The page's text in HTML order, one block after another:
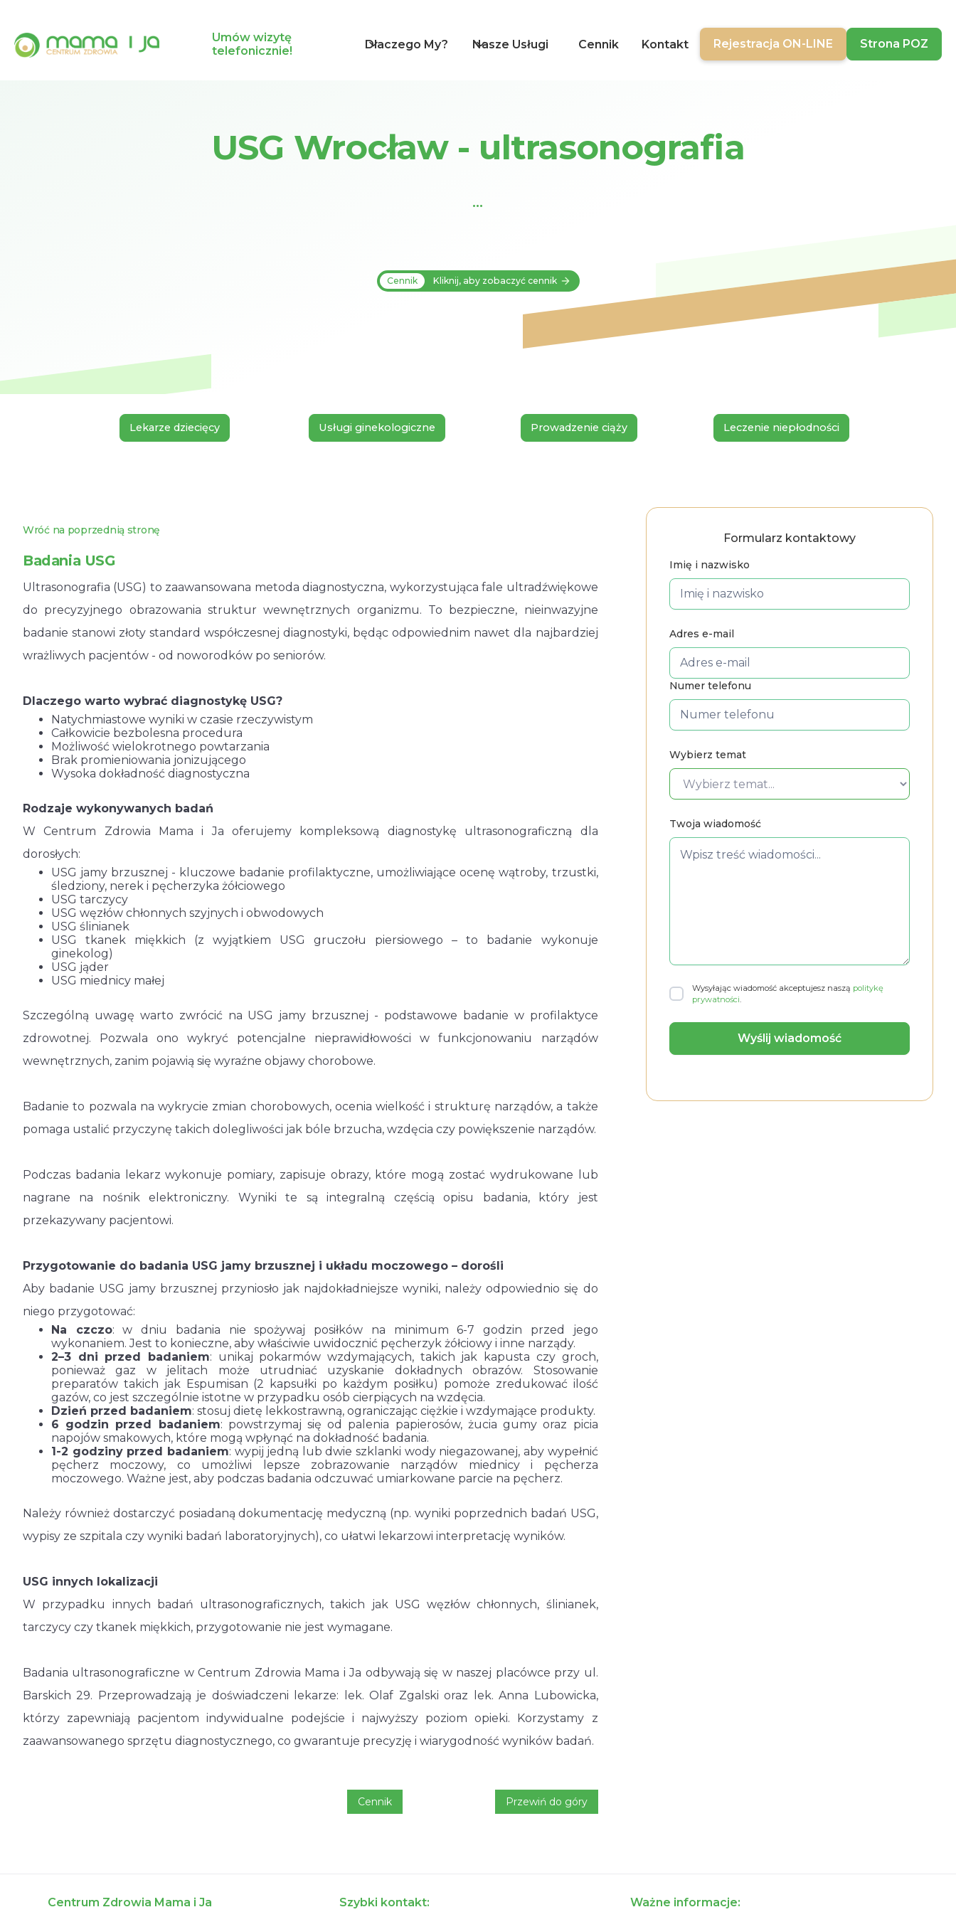
Umów wizytę
telefonicznie!
Dlaczego My? Nasze Usługi Cennik Kontakt Rejestracja ON-LINE Strona POZ
USG Wrocław - ultrasonografia
...
Cennik Kliknij, aby zobaczyć cennik
Lekarze dziecięcy Usługi ginekologiczne Prowadzenie ciąży Leczenie niepłodności
Wróć na poprzednią stronę
Badania USG
Ultrasonografia (USG) to zaawansowana metoda diagnostyczna, wykorzystująca fale ultradźwiękowe
do precyzyjnego obrazowania struktur wewnętrznych organizmu. To bezpieczne, nieinwazyjne
badanie stanowi złoty standard współczesnej diagnostyki, będąc odpowiednim nawet dla najbardziej
wrażliwych pacjentów - od noworodków po seniorów.
Dlaczego warto wybrać diagnostykę USG?
Natychmiastowe wyniki w czasie rzeczywistym
Całkowicie bezbolesna procedura
Możliwość wielokrotnego powtarzania
Brak promieniowania jonizującego
Wysoka dokładność diagnostyczna
Rodzaje wykonywanych badań
W Centrum Zdrowia Mama i Ja oferujemy kompleksową diagnostykę ultrasonograficzną dla
dorosłych:
USG jamy brzusznej - kluczowe badanie profilaktyczne, umożliwiające ocenę wątroby, trzustki,
śledziony, nerek i pęcherzyka żółciowego
USG tarczycy
USG węzłów chłonnych szyjnych i obwodowych
USG ślinianek
USG tkanek miękkich (z wyjątkiem USG gruczołu piersiowego – to badanie wykonuje
ginekolog)
USG jąder
USG miednicy małej
Szczególną uwagę warto zwrócić na USG jamy brzusznej - podstawowe badanie w profilaktyce
zdrowotnej. Pozwala ono wykryć potencjalne nieprawidłowości w funkcjonowaniu narządów
wewnętrznych, zanim pojawią się wyraźne objawy chorobowe.
Badanie to pozwala na wykrycie zmian chorobowych, ocenia wielkość i strukturę narządów, a także
pomaga ustalić przyczynę takich dolegliwości jak bóle brzucha, wzdęcia czy powiększenie narządów.
Podczas badania lekarz wykonuje pomiary, zapisuje obrazy, które mogą zostać wydrukowane lub
nagrane na nośnik elektroniczny. Wyniki te są integralną częścią opisu badania, który jest
przekazywany pacjentowi.
Przygotowanie do badania USG jamy brzusznej i układu moczowego – dorośli
Aby badanie USG jamy brzusznej przyniosło jak najdokładniejsze wyniki, należy odpowiednio się do
niego przygotować:
Na czczo: w dniu badania nie spożywaj posiłków na minimum 6-7 godzin przed jego
wykonaniem. Jest to konieczne, aby właściwie uwidocznić pęcherzyk żółciowy i inne narządy.
2–3 dni przed badaniem: unikaj pokarmów wzdymających, takich jak kapusta czy groch,
ponieważ gaz w jelitach może utrudniać uzyskanie dokładnych obrazów. Stosowanie
preparatów takich jak Espumisan (2 kapsułki po każdym posiłku) pomoże zredukować ilość
gazów, co jest szczególnie istotne w przypadku osób cierpiących na wzdęcia.
Dzień przed badaniem: stosuj dietę lekkostrawną, ograniczając ciężkie i wzdymające produkty.
6 godzin przed badaniem: powstrzymaj się od palenia papierosów, żucia gumy oraz picia
napojów smakowych, które mogą wpłynąć na dokładność badania.
1-2 godziny przed badaniem: wypij jedną lub dwie szklanki wody niegazowanej, aby wypełnić
pęcherz moczowy, co umożliwi lepsze zobrazowanie narządów miednicy i pęcherza
moczowego. Ważne jest, aby podczas badania odczuwać umiarkowane parcie na pęcherz.
Należy również dostarczyć posiadaną dokumentację medyczną (np. wyniki poprzednich badań USG,
wypisy ze szpitala czy wyniki badań laboratoryjnych), co ułatwi lekarzowi interpretację wyników.
USG innych lokalizacji
W przypadku innych badań ultrasonograficznych, takich jak USG węzłów chłonnych, ślinianek,
tarczycy czy tkanek miękkich, przygotowanie nie jest wymagane.
Badania ultrasonograficzne w Centrum Zdrowia Mama i Ja odbywają się w naszej placówce przy ul.
Barskich 29. Przeprowadzają je doświadczeni lekarze: lek. Olaf Zgalski oraz lek. Anna Lubowicka,
którzy zapewniają pacjentom indywidualne podejście i najwyższy poziom opieki. Korzystamy z
zaawansowanego sprzętu diagnostycznego, co gwarantuje precyzję i wiarygodność wyników badań.
Cennik Przewiń do góry
Formularz kontaktowy
Imię i nazwisko
Adres e-mail
Numer telefonu
Wybierz temat
Twoja wiadomość
Wysyłając wiadomość akceptujesz naszą politykę
prywatności.
Centrum Zdrowia Mama i Ja Szybki kontakt: Ważne informacje: